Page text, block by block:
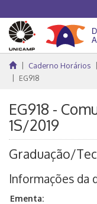
Caderno Horários
EG918
EG918 -
1S/2019
Graduação/
Informações da
Ementa: